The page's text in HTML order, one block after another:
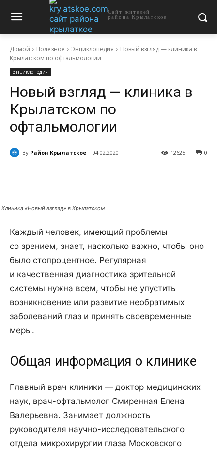
Сайт жителей
района Крылатское
Домой Полезное Энциклопедия
Новый взгляд — клиника в
Крылатском по офтальмологии
Энциклопедия
Новый взгляд — клиника в
Крылатском по
офтальмологии
By Район Крылатское 04.02.2020 0
12625
Клиника «Новый взгляд» в Крылатском
Каждый человек, имеющий проблемы
со зрением, знает, насколько важно, чтобы оно
было стопроцентное. Регулярная
и качественная диагностика зрительной
системы нужна всем, чтобы не упустить
возникновение или развитие необратимых
заболеваний глаз и принять своевременные
меры.
Общая информация о клинике
Главный врач клиники — доктор медицинских
наук, врач-офтальмолог Смиренная Елена
Валерьевна. Занимает должность
руководителя научно-исследовательского
отдела микрохирургии глаза Московского